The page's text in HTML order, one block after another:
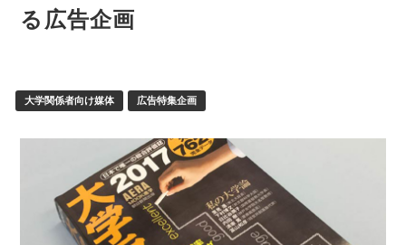
る広告企画
大学関係者向け媒体 広告特集企画